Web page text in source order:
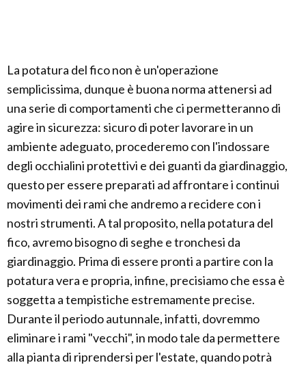
La potatura del fico non è un'operazione
semplicissima, dunque è buona norma attenersi ad
una serie di comportamenti che ci permetteranno di
agire in sicurezza: sicuro di poter lavorare in un
ambiente adeguato, procederemo con l'indossare
degli occhialini protettivi e dei guanti da giardinaggio,
questo per essere preparati ad affrontare i continui
movimenti dei rami che andremo a recidere con i
nostri strumenti. A tal proposito, nella potatura del
fico, avremo bisogno di seghe e tronchesi da
giardinaggio. Prima di essere pronti a partire con la
potatura vera e propria, infine, precisiamo che essa è
soggetta a tempistiche estremamente precise.
Durante il periodo autunnale, infatti, dovremmo
eliminare i rami "vecchi", in modo tale da permettere
alla pianta di riprendersi per l'estate, quando potrà